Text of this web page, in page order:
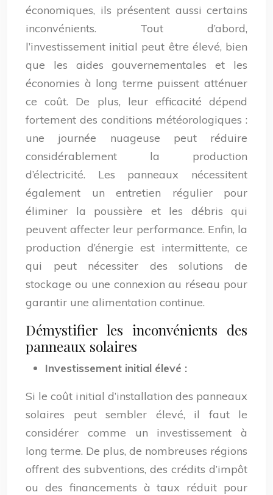
économiques, ils présentent aussi certains
inconvénients. Tout d’abord,
l’investissement initial peut être élevé, bien
que les aides gouvernementales et les
économies à long terme puissent atténuer
ce coût. De plus, leur efficacité dépend
fortement des conditions météorologiques :
une journée nuageuse peut réduire
considérablement la production
d’électricité. Les panneaux nécessitent
également un entretien régulier pour
éliminer la poussière et les débris qui
peuvent affecter leur performance. Enfin, la
production d’énergie est intermittente, ce
qui peut nécessiter des solutions de
stockage ou une connexion au réseau pour
garantir une alimentation continue.
Démystifier les inconvénients des
panneaux solaires
Investissement initial élevé :
Si le coût initial d’installation des panneaux
solaires peut sembler élevé, il faut le
considérer comme un investissement à
long terme. De plus, de nombreuses régions
offrent des subventions, des crédits d’impôt
ou des financements à taux réduit pour